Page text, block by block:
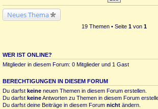
Neues Thema
19 Themen • Seite 1 von 1
WER IST ONLINE?
Mitglieder in diesem Forum: 0 Mitglieder und 1 Gast
BERECHTIGUNGEN IN DIESEM FORUM
Du darfst keine neuen Themen in diesem Forum erstellen.
Du darfst keineAntworten zu Themen in diesem Forum
Du darfst deine Beiträge in diesem Forum nicht ändern.